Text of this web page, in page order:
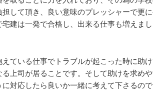
担して頂き、良い意味のプレッシャーで更に
宅建は一発で合格し、出来る仕事も増えまし
えている仕事でトラブルが起こった時に助
る上司が居ることです。そして助けを求めや
に対応したら良いか一緒に考えて下さるの